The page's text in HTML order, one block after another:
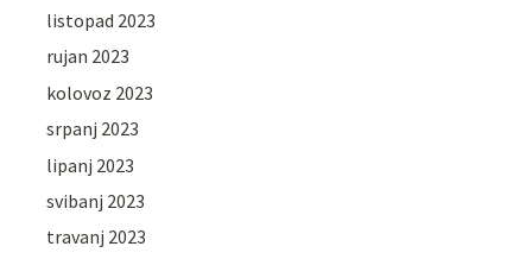
listopad 2023
rujan 2023
kolovoz 2023
srpanj 2023
lipanj 2023
svibanj 2023
travanj 2023